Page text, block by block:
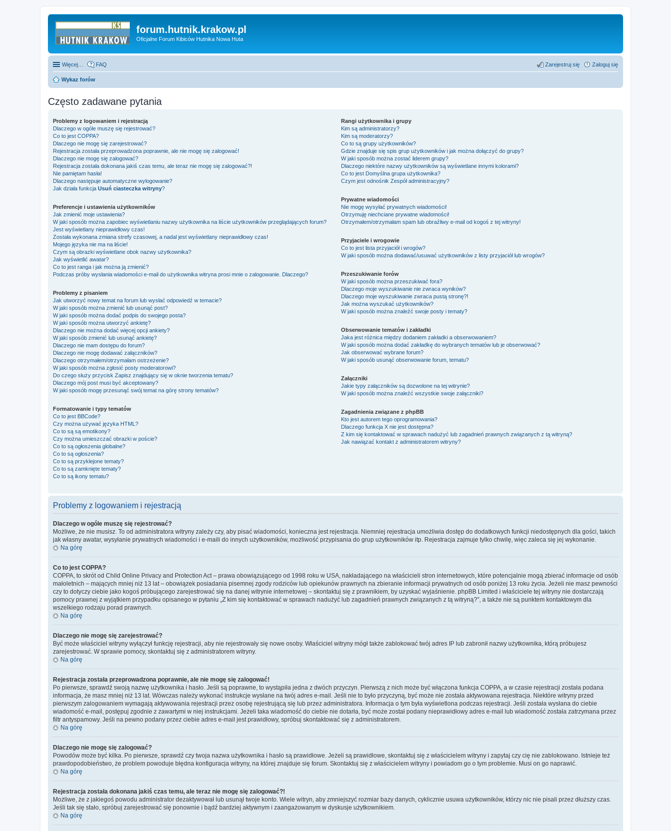
forum.hutnik.krakow.pl
Oficjalne Forum Kibiców Hutnika Nowa Huta
Więcej… FAQ Zaloguj się
Zarejestruj się
Wykaz forów
Często zadawane pytania
Problemy z logowaniem i rejestracją
Dlaczego w ogóle muszę się rejestrować?
Co to jest COPPA?
Dlaczego nie mogę się zarejestrować?
Rejestracja została przeprowadzona poprawnie, ale nie mogę się zalogować!
Dlaczego nie mogę się zalogować?
Rejestracja została dokonana jakiś czas temu, ale teraz nie mogę się zalogować?!
Nie pamiętam hasła!
Dlaczego następuje automatyczne wylogowanie?
Jak działa funkcja Usuń ciasteczka witryny?
Preferencje i ustawienia użytkowników
Jak zmienić moje ustawienia?
W jaki sposób można zapobiec wyświetlaniu nazwy użytkownika na liście użytkowników przeglądających forum?
Jest wyświetlany nieprawidłowy czas!
Została wykonana zmiana strefy czasowej, a nadal jest wyświetlany nieprawidłowy czas!
Mojego języka nie ma na liście!
Czym są obrazki wyświetlane obok nazwy użytkownika?
Jak wyświetlić awatar?
Co to jest ranga i jak można ją zmienić?
Podczas próby wysłania wiadomości e-mail do użytkownika witryna prosi mnie o zalogowanie. Dlaczego?
Problemy z pisaniem
Jak utworzyć nowy temat na forum lub wysłać odpowiedź w temacie?
W jaki sposób można zmienić lub usunąć post?
W jaki sposób można dodać podpis do swojego posta?
W jaki sposób można utworzyć ankietę?
Dlaczego nie można dodać więcej opcji ankiety?
W jaki sposób zmienić lub usunąć ankietę?
Dlaczego nie mam dostępu do forum?
Dlaczego nie mogę dodawać załączników?
Dlaczego otrzymałem/otrzymałam ostrzeżenie?
W jaki sposób można zgłosić posty moderatorowi?
Do czego służy przycisk Zapisz znajdujący się w oknie tworzenia tematu?
Dlaczego mój post musi być akceptowany?
W jaki sposób mogę przesunąć swój temat na górę strony tematów?
Formatowanie i typy tematów
Co to jest BBCode?
Czy można używać języka HTML?
Co to są są emotikony?
Czy można umieszczać obrazki w poście?
Co to są ogłoszenia globalne?
Co to są ogłoszenia?
Co to są przyklejone tematy?
Co to są zamknięte tematy?
Co to są ikony tematu?
Rangi użytkownika i grupy
Kim są administratorzy?
Kim są moderatorzy?
Co to są grupy użytkowników?
Gdzie znajduje się spis grup użytkowników i jak można dołączyć do grupy?
W jaki sposób można zostać liderem grupy?
Dlaczego niektóre nazwy użytkowników są wyświetlane innymi kolorami?
Co to jest Domyślna grupa użytkownika?
Czym jest odnośnikZespół administracyjny?
Prywatne wiadomości
Nie mogę wysyłać prywatnych wiadomości!
Otrzymuję niechciane prywatne wiadomości!
Otrzymałem/otrzymałam spam lub obraźliwy e-mail od kogoś z tej witryny!
Przyjaciele i wrogowie
Co to jest lista przyjaciół i wrogów?
W jaki sposób można dodawać/usuwać użytkowników z listy przyjaciół lub wrogów?
Przeszukiwanie forów
W jaki sposób można przeszukiwać fora?
Dlaczego moje wyszukiwanie nie zwraca wyników?
Dlaczego moje wyszukiwanie zwraca pustą stronę?!
Jak można wyszukać użytkowników?
W jaki sposób można znaleźć swoje posty i tematy?
Obserwowanie tematów i zakładki
Jaka jest różnica między dodaniem zakładki a obserwowaniem?
W jaki sposób można dodać zakładkę do wybranych tematów lub je obserwować?
Jak obserwować wybrane forum?
W jaki sposób usunąć obserwowanie forum, tematu?
Załączniki
Jakie typy załączników są dozwolone na tej witrynie?
W jaki sposób można znaleźć wszystkie swoje załączniki?
Zagadnienia związane z phpBB
Kto jest autorem tego oprogramowania?
Dlaczego funkcja X nie jest dostępna?
Z kim się kontaktować w sprawach nadużyć lub zagadnień prawnych związanych z tą witryną?
Jak nawiązać kontakt z administratorem witryny?
Problemy z logowaniem i rejestracją
Dlaczego w ogóle muszę się rejestrować?
Możliwe, że nie musisz. To od administratora witryny zależy czy, aby pisać wiadomości, konieczna jest rejestracja. Niemniej rejestracja umożliwia dostęp do dodatkowych funkcji niedostępnych dla gości, takich
jak własny awatar, wysyłanie prywatnych wiadomości i e-maili do innych użytkowników, możliwość przypisania do grup użytkowników itp. Rejestracja zajmuje tylko chwilę, więc zaleca się jej wykonanie.
Na górę
Co to jest COPPA?
COPPA, to skrót od Child Online Privacy and Protection Act – prawa obowiązującego od 1998 roku w USA, nakładającego na właścicieli stron internetowych, które potencjalnie mogą zbierać informacje od osób
małoletnich – mających mniej niż 13 lat – obowiązek posiadania pisemnej zgody rodziców lub opiekunów prawnych na zbieranie informacji prywatnych od osób poniżej 13 roku życia. Jeżeli nie masz pewności
czy to dotyczy ciebie jako kogoś próbującego zarejestrować się na danej witrynie internetowej – skontaktuj się z prawnikiem, by uzyskać wyjaśnienie. phpBB Limited i właściciele tej witryny nie dostarczają
pomocy prawnej z wyjątkiem przypadku opisanego w pytaniu „Z kim się kontaktować w sprawach nadużyć lub zagadnień prawnych związanych z tą witryną?”, a także nie są punktem kontaktowym dla
wszelkiego rodzaju porad prawnych.
Na górę
Dlaczego nie mogę się zarejestrować?
Być może właściciel witryny wyłączył funkcję rejestracji, aby nie rejestrowały się nowe osoby. Właściciel witryny mógł także zablokować twój adres IP lub zabronił nazwy użytkownika, którą próbujesz
zarejestrować. W sprawie pomocy, skontaktuj się z administratorem witryny.
Na górę
Rejestracja została przeprowadzona poprawnie, ale nie mogę się zalogować!
Po pierwsze, sprawdź swoją nazwę użytkownika i hasło. Jeśli są poprawne, to wystąpiła jedna z dwóch przyczyn. Pierwszą z nich może być włączona funkcja COPPA, a w czasie rejestracji została podana
informacja, że masz mniej niż 13 lat. Wówczas należy wykonać instrukcje wysłane na twój adres e-mail. Jeśli nie to było przyczyną, być może nie została aktywowana rejestracja. Niektóre witryny przed
pierwszym zalogowaniem wymagają aktywowania rejestracji przez osobę rejestrującą się lub przez administratora. Informacja o tym była wyświetlona podczas rejestracji. Jeśli została wysłana do ciebie
wiadomość e-mail, postępuj zgodnie z zawartymi w niej instrukcjami. Jeżeli taka wiadomość do ciebie nie dotarła, być może został podany nieprawidłowy adres e-mail lub wiadomość została zatrzymana przez
filtr antyspamowy. Jeśli na pewno podany przez ciebie adres e-mail jest prawidłowy, spróbuj skontaktować się z administratorem.
Na górę
Dlaczego nie mogę się zalogować?
Powodów może być kilka. Po pierwsze, sprawdź czy twoja nazwa użytkownika i hasło są prawidłowe. Jeżeli są prawidłowe, skontaktuj się z właścicielem witryny i zapytaj czy cię nie zablokowano. Istnieje też
prawdopodobieństwo, że problem powoduje błędna konfiguracja witryny, na której znajduje się forum. Skontaktuj się z właścicielem witryny i powiadom go o tym problemie. Musi on go naprawić.
Na górę
Rejestracja została dokonana jakiś czas temu, ale teraz nie mogę się zalogować?!
Możliwe, że z jakiegoś powodu administrator dezaktywował lub usunął twoje konto. Wiele witryn, aby zmniejszyć rozmiar bazy danych, cyklicznie usuwa użytkowników, którzy nic nie pisali przez dłuższy czas.
Jeśli tak się stało, spróbuj zarejestrować się ponownie i bądź bardziej aktywnym i zaangażowanym w dyskusje użytkownikiem.
Na górę